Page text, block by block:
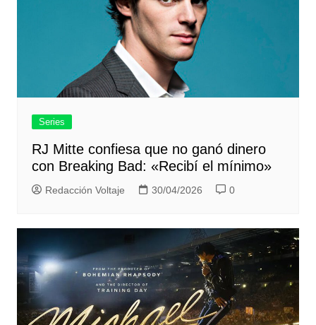
Series
RJ Mitte confiesa que no ganó dinero
con Breaking Bad: «Recibí el mínimo»
Redacción Voltaje 30/04/2026 0